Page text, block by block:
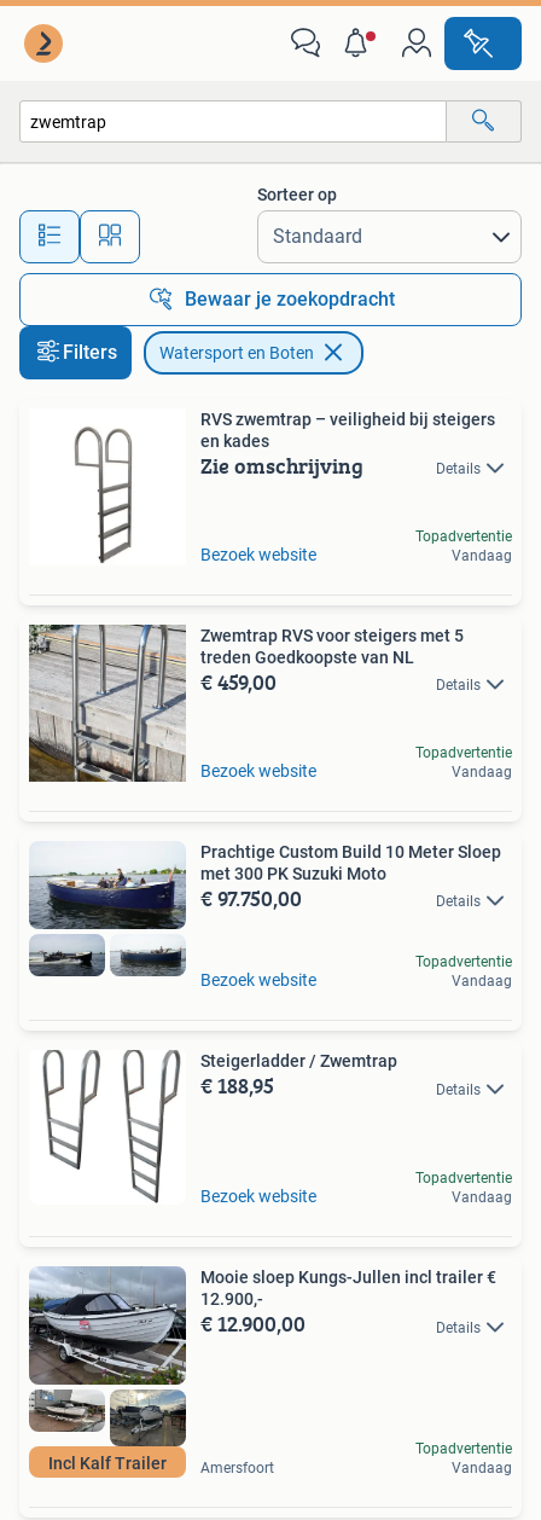
Alle afstanden…
Sorteer op
Bewaar je zoekopdracht
Filters Watersport en Boten
RVS zwemtrap – veiligheid bij steigers
en kades
Zie omschrijving Details
Bezoek website
Topadvertentie
Vandaag
Zwemtrap RVS voor steigers met 5
treden Goedkoopste van NL
€ 459,00 Details
Bezoek website
Topadvertentie
Vandaag
Prachtige Custom Build 10 Meter Sloep
met 300 PK Suzuki Moto
€ 97.750,00 Details
Bezoek website
Topadvertentie
Vandaag
Steigerladder / Zwemtrap
€ 188,95 Details
Bezoek website
Topadvertentie
Vandaag
Incl Kalf Trailer
Mooie sloep Kungs-Jullen incl trailer €
12.900,-
€ 12.900,00 Details
Amersfoort
Topadvertentie
Vandaag